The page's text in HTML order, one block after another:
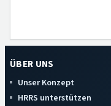
ÜBER UNS
Unser Konzept
HRRS unterstützen